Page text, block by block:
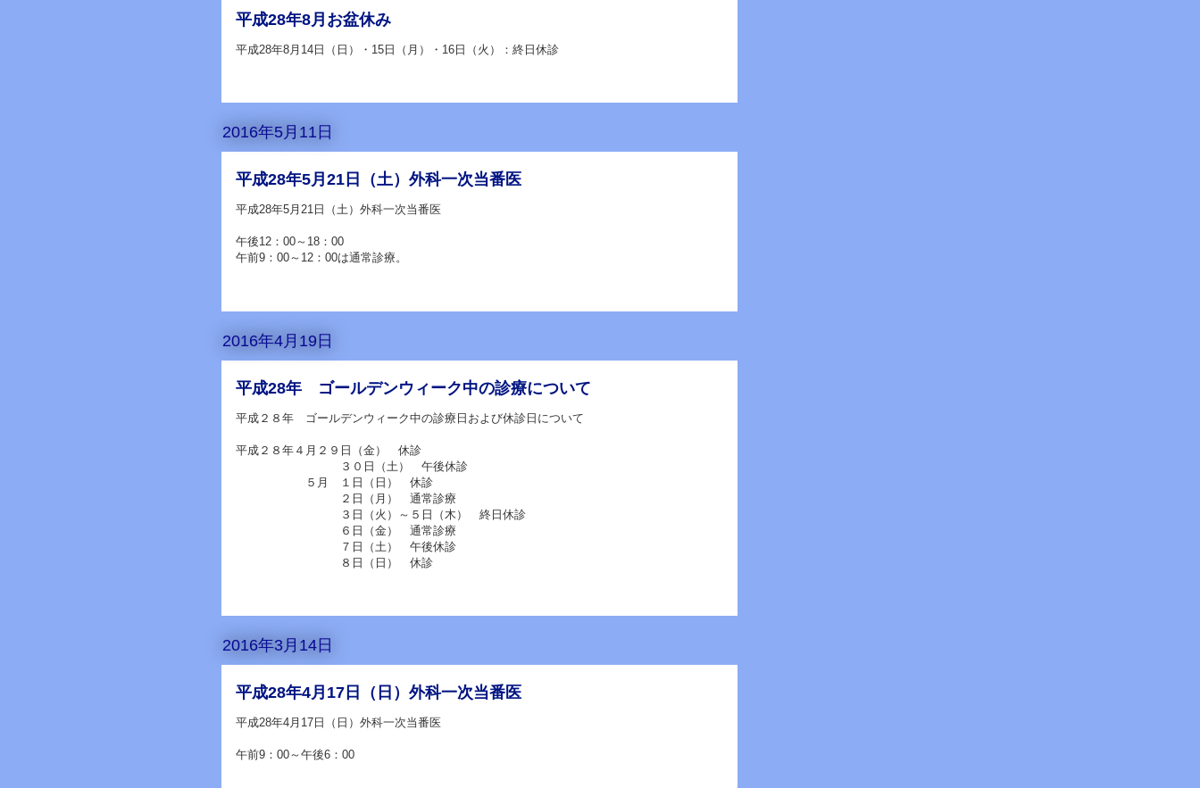
平成28年8月お盆休み
平成28年8月14日（日）・15日（月）・16日（火）：終日休診
2016年5月11日
平成28年5月21日（土）外科一次当番医
平成28年5月21日（土）外科一次当番医
午後12：00～18：00
午前9：00～12：00は通常診療。
2016年4月19日
平成28年 ゴールデンウィーク中の診療について
平成２８年 ゴールデンウィーク中の診療日および休診日について
平成２８年４月２９日（金） 休診
３０日（土） 午後休診
５月 １日（日） 休診
２日（月） 通常診療
３日（火）～５日（木） 終日休診
６日（金） 通常診療
７日（土） 午後休診
８日（日） 休診
2016年3月14日
平成28年4月17日（日）外科一次当番医
平成28年4月17日（日）外科一次当番医
午前9：00～午後6：00